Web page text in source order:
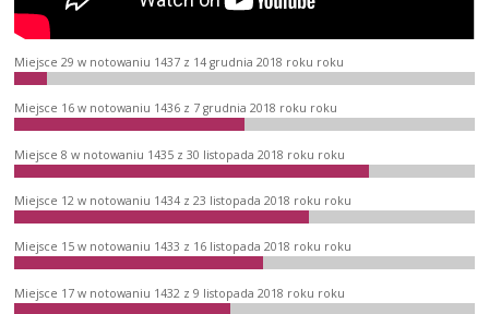
Miejsce 29 w notowaniu 1437 z 14 grudnia 2018 roku roku
Miejsce 16 w notowaniu 1436 z 7 grudnia 2018 roku roku
Miejsce 8 w notowaniu 1435 z 30 listopada 2018 roku roku
Miejsce 12 w notowaniu 1434 z 23 listopada 2018 roku roku
Miejsce 15 w notowaniu 1433 z 16 listopada 2018 roku roku
Miejsce 17 w notowaniu 1432 z 9 listopada 2018 roku roku